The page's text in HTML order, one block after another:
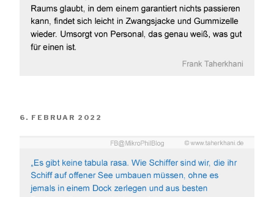
VERÖFFENTLICHT
6. FEBRUAR 2022